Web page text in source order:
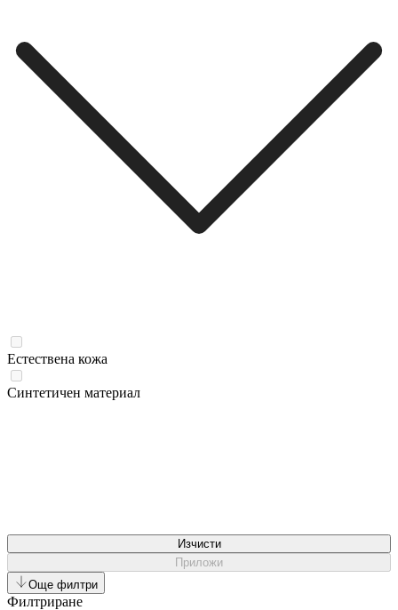
Естествена кожа
Синтетичен материал
Изчисти
Приложи
Още филтри
Филтриране